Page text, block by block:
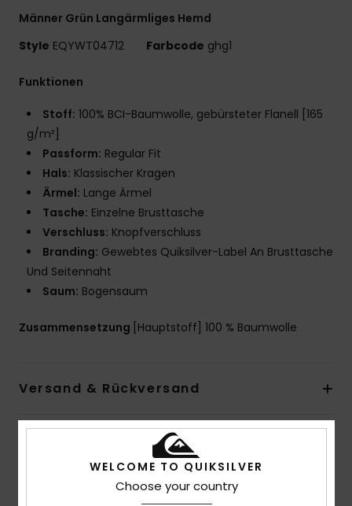
Männer Grün Langärmliges Hemd
Style EQYWT04712 Farbcode ghg1
Funktionen
Stoff: 100% BCI-Baumwolle, gebürsteter Flanell [165
g/m²]
Passform: Regular Fit
Hals: Klassischer Kragen
Ärmel: Lange Ärmel
Tasche: Einzelne Brusttasche
Verschluss: Knopfverschluss
Branding: Gewebtes Quiksilver-Label An Brusttasche
Und Seitennaht
Saum: Bogensaum
Zusammensetzung [Hauptstoff] 100 % Baumwolle
Versand & Rückversand
Kundenbewertungen
WELCOME TO QUIKSILVER
Choose your country